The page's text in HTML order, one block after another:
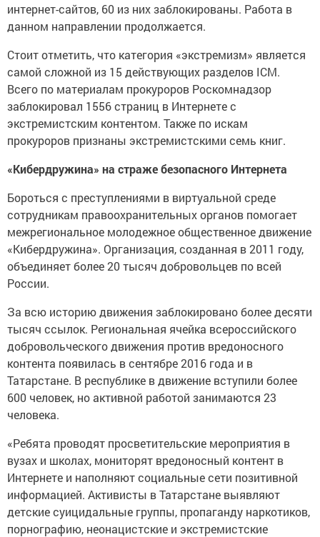
интернет-сайтов, 60 из них заблокированы. Работа в
данном направлении продолжается.
Стоит отметить, что категория «экстремизм» является
самой сложной из 15 действующих разделов ICM.
Всего по материалам прокуроров Роскомнадзор
заблокировал 1556 страниц в Интернете с
экстремистским контентом. Также по искам
прокуроров признаны экстремистскими семь книг.
«Кибердружина» на страже безопасного Интернета
Бороться с преступлениями в виртуальной среде
сотрудникам правоохранительных органов помогает
межрегиональное молодежное общественное движение
«Кибердружина». Организация, созданная в 2011 году,
объединяет более 20 тысяч добровольцев по всей
России.
За всю историю движения заблокировано более десяти
тысяч ссылок. Региональная ячейка всероссийского
добровольческого движения против вредоносного
контента появилась в сентябре 2016 года и в
Татарстане. В республике в движение вступили более
600 человек, но активной работой занимаются 23
человека.
«Ребята проводят просветительские мероприятия в
вузах и школах, мониторят вредоносный контент в
Интернете и наполняют социальные сети позитивной
информацией. Активисты в Татарстане выявляют
детские суицидальные группы, пропаганду наркотиков,
порнографию, неонацистские и экстремистские